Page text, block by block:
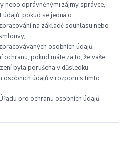
nebo oprávněnými zájmy správce,
údajů, pokud se jedná o
na základě souhlasu nebo
osobních údajů,
ochranu, pokud máte za to, že vaše
byla porušena v důsledku
osobních údajů v rozporu s tímto
pro ochranu osobních údajů.